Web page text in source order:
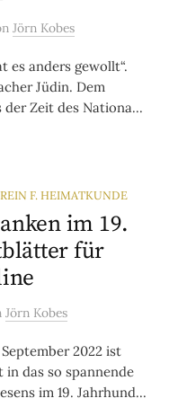
Jörn Kobes
es anders gewollt“.
Jüdin. Dem
der Zeit des Nationa...
F. HEIMATKUNDE
im 19.
für
Jörn Kobes
2022 ist
das so spannende
im 19. Jahrhund...